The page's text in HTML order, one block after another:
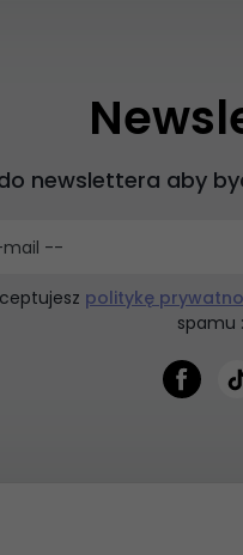
newslettera aby
mail --
politykę
spamu